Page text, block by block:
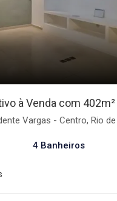
à Venda com 402m²
Vargas - Centro, Rio de
4 Banheiros